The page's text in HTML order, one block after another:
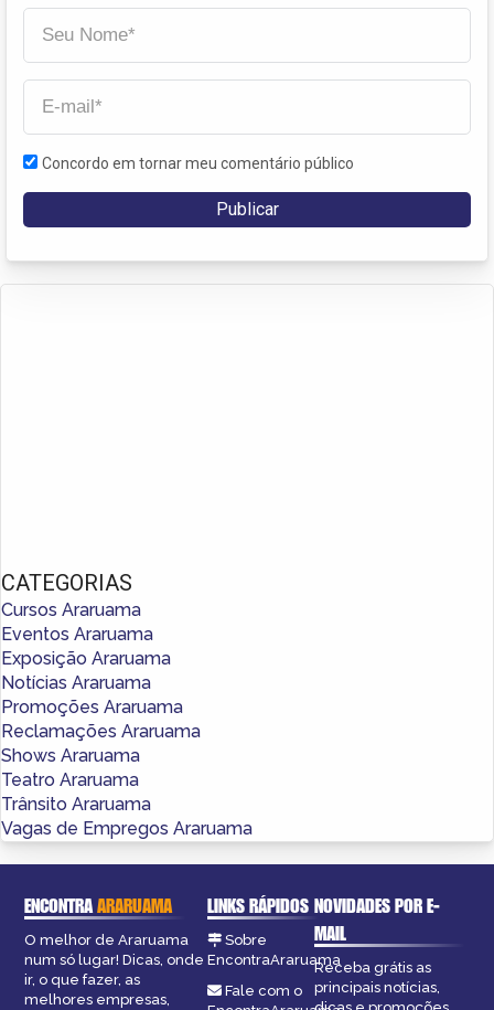
Concordo em tornar meu comentário público
CATEGORIAS
Cursos Araruama
Eventos Araruama
Exposição Araruama
Notícias Araruama
Promoções Araruama
Reclamações Araruama
Shows Araruama
Teatro Araruama
Trânsito Araruama
Vagas de Empregos Araruama
ENCONTRAARARUAMA
O melhor de Araruama
num só lugar! Dicas, onde
ir, o que fazer, as
melhores empresas,
LINKS RÁPIDOS
Sobre
EncontraAraruama
Fale com o
NOVIDADES POR E-
MAIL
Receba grátis as
principais notícias,